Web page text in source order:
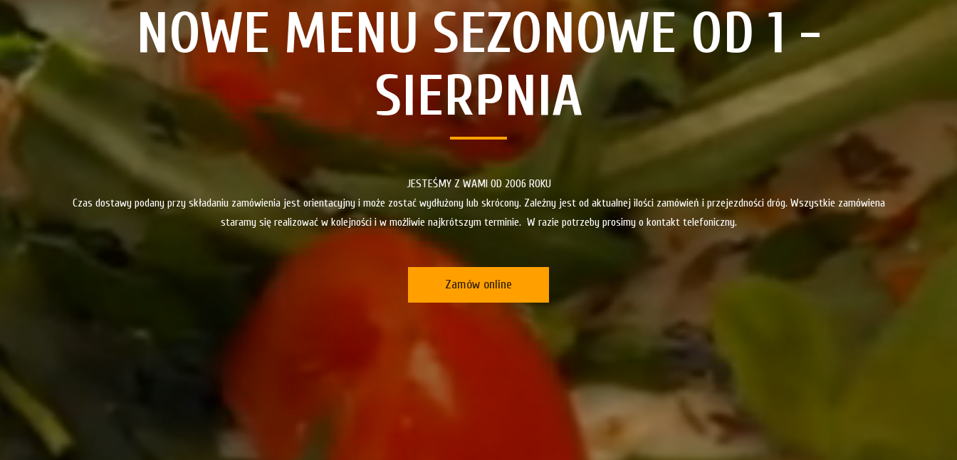
NOWE MENU SEZONOWE OD 1 -
SIERPNIA
JESTEŚMY Z WAMI OD 2006 ROKU
Czas dostawy podany przy składaniu zamówienia jest orientacyjny i może zostać wydłużony lub skrócony. Zależny jest od aktualnej ilości zamówień i przejezdności dróg. Wszystkie zamówiena
staramy się realizować w kolejności i w możliwie najkrótszym terminie. W razie potrzeby prosimy o kontakt telefoniczny.
Zamów online